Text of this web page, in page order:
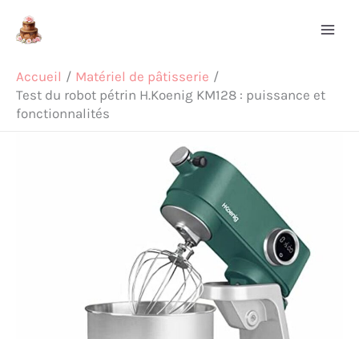
Accueil
Matériel de pâtisserie
Test du robot pétrin H.Koenig KM128 : puissance et
fonctionnalités
Rechercher